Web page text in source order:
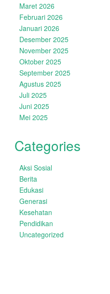
Maret 2026
Februari 2026
Januari 2026
Desember 2025
November 2025
Oktober 2025
September 2025
Agustus 2025
Juli 2025
Juni 2025
Mei 2025
Categories
Aksi Sosial
Berita
Edukasi
Generasi
Kesehatan
Pendidikan
Uncategorized